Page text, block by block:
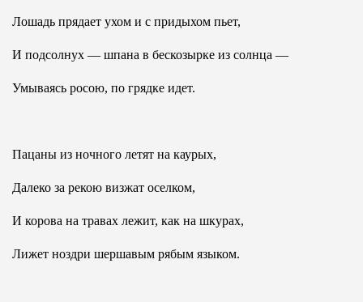
Лошадь прядает ухом и с придыхом пьет,
И подсолнух — шпана в бескозырке из солнца —
Умываясь росою, по грядке идет.
Пацаны из ночного летят на каурых,
Далеко за рекою визжат оселком,
И корова на травах лежит, как на шкурах,
Лижет ноздри шершавым рябым языком.